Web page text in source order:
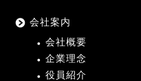
会社案内
会社概要
企業理念
役員紹介